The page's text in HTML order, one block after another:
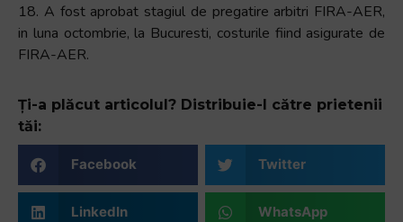
18. A fost aprobat stagiul de pregatire arbitri FIRA-AER,
in luna octombrie, la Bucuresti, costurile fiind asigurate de
FIRA-AER.
Ți-a plăcut articolul? Distribuie-l către prietenii
tăi:
Facebook Twitter
LinkedIn WhatsApp